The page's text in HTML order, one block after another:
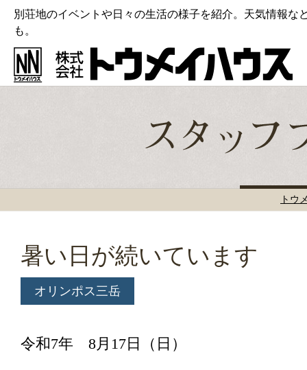
別荘地のイベントや日々の生活の様子を紹介。天気情報な
も。
トウ
暑い日が続いています
オリンポス三岳
令和7年 8月17日（日）